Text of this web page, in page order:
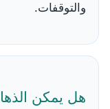
والتوقفات.
هل يمكن